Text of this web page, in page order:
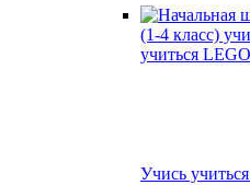
Учись учиться